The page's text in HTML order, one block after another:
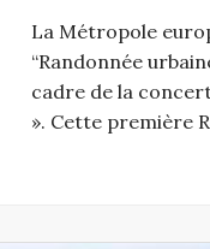
La Métropole
“Randonnée
cadre de la
». Cette première